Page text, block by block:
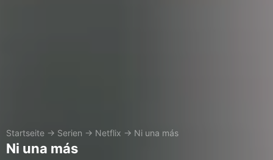
Startseite → Serien → Netflix → Ni una más
Ni una más